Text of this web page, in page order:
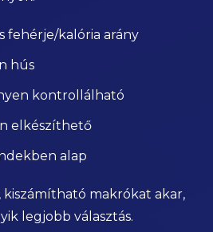
fehérje/kalória arány
hús
kontrollálható
elkészíthető
alap
kiszámítható makrókat akar,
legjobb választás.